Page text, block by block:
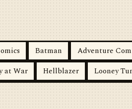
Batman Adventure
at War Hellblazer Looney